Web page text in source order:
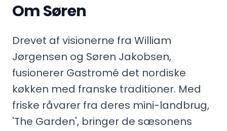
Om Søren
Drevet af visionerne fra William
Jørgensen og Søren Jakobsen,
fusionerer Gastromé det nordiske
køkken med franske traditioner. Med
friske råvarer fra deres mini-landbrug,
'The Garden', bringer de sæsonens